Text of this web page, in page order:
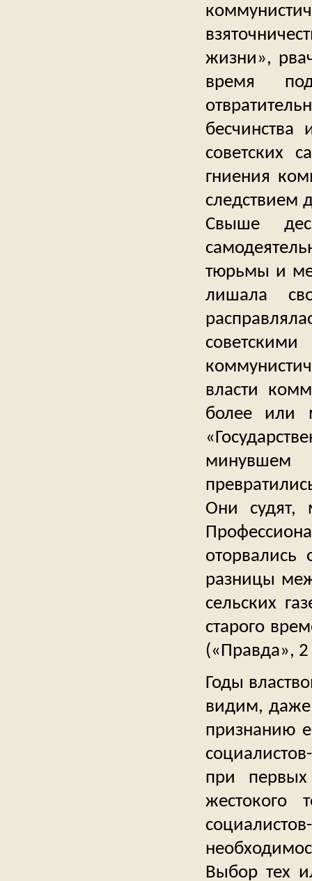
жизни»,
время
советских
гниения
следствием
Свыше
тюрьмы и
лишала
власти
более или
минувшем
Они судят,
разницы
сельских
старого
(«Правда»,
Годы
видим, даже
признанию
при первых
жестокого
Выбор тех